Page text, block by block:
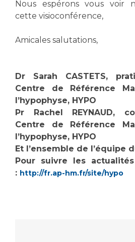
Qualité
Protection des données
Sécurité
Les recherches en
Liste des marchés conclus
Documents utiles
Nous espérons vous voir
cette visioconférence,
Amicales salutations,
Dr Sarah CASTETS,
Centre de Référence
l’hypophyse, HYPO
Pr Rachel REYNAUD,
Centre de Référence
l’hypophyse, HYPO
Et l’ensemble de l’équipe
Pour suivre les actualités
: http://fr.ap-hm.fr/site/hypo